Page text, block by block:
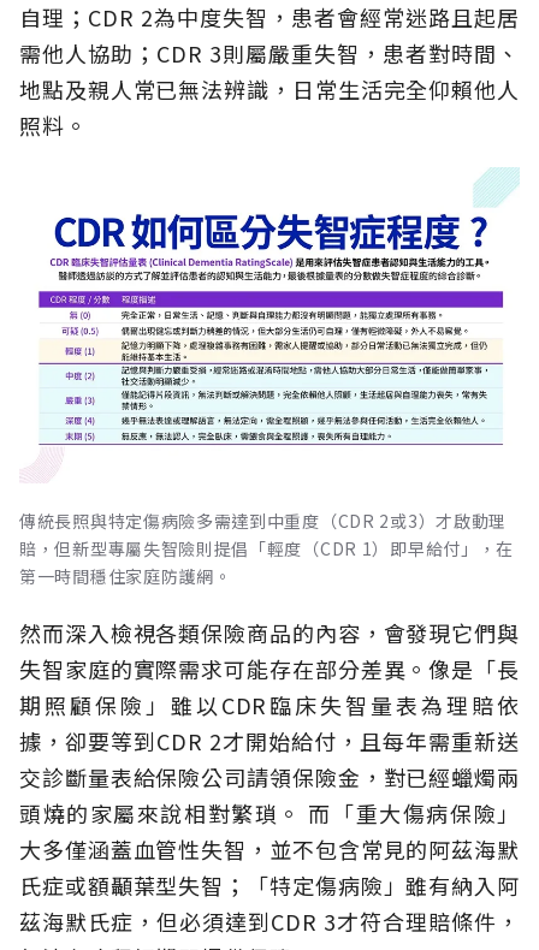
自理；CDR 2為中度失智，患者會經常迷路且起居
需他人協助；CDR 3則屬嚴重失智，患者對時間、
地點及親人常已無法辨識，日常生活完全仰賴他人
照料。
傳統長照與特定傷病險多需達到中重度（CDR 2或3）才啟動理
賠，但新型專屬失智險則提倡「輕度（CDR 1）即早給付」，在
第一時間穩住家庭防護網。
然而深入檢視各類保險商品的內容，會發現它們與
失智家庭的實際需求可能存在部分差異。像是「長
期照顧保險」雖以CDR臨床失智量表為理賠依
據，卻要等到CDR 2才開始給付，且每年需重新送
交診斷量表給保險公司請領保險金，對已經蠟燭兩
頭燒的家屬來說相對繁瑣。 而「重大傷病保險」
大多僅涵蓋血管性失智，並不包含常見的阿茲海默
氏症或額顳葉型失智；「特定傷病險」雖有納入阿
茲海默氏症，但必須達到CDR 3才符合理賠條件，